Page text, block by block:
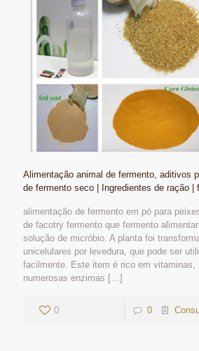
Alimentação animal de fermento, aditivos
de fermento seco | Ingredientes de ração |
alimentação de fermento em pó para
de facotry fermento que fermento
solução de micróbio. A planta foi
unicelulares por levedura, que pode ser
facilmente. Este item é rico em vitaminas,
numerosas enzimas […]
0 0